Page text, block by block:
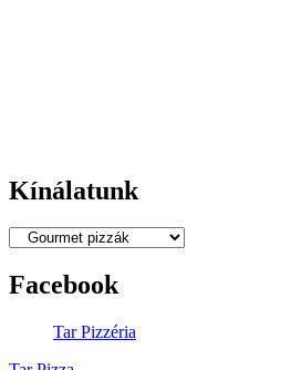
Kínálatunk
Facebook
Tar Pizzéria